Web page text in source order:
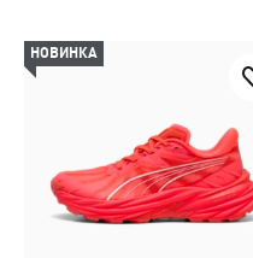
НОВИНКА